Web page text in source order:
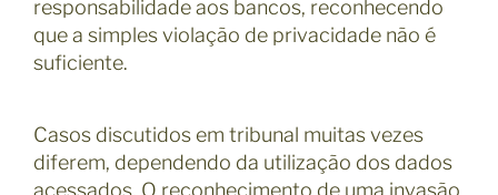
responsabilidade aos bancos, reconhecendo
que a simples violação de privacidade não é
suficiente.
Casos discutidos em tribunal muitas vezes
diferem, dependendo da utilização dos dados